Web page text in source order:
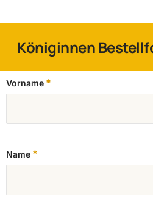
Königinnen
Vorname *
Name *